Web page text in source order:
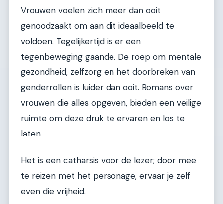
Vrouwen voelen zich meer dan ooit
genoodzaakt om aan dit ideaalbeeld te
voldoen. Tegelijkertijd is er een
tegenbeweging gaande. De roep om mentale
gezondheid, zelfzorg en het doorbreken van
genderrollen is luider dan ooit. Romans over
vrouwen die alles opgeven, bieden een veilige
ruimte om deze druk te ervaren en los te
laten.
Het is een catharsis voor de lezer; door mee
te reizen met het personage, ervaar je zelf
even die vrijheid.